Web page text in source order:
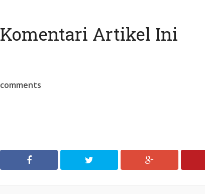
Komentari Artikel Ini
comments